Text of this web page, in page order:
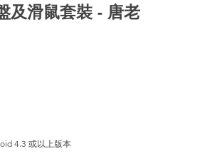
及滑鼠套裝 - 唐老
4.3 或以上版本